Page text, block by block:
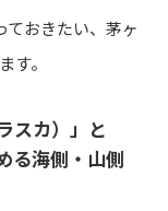
ておきたい、茅ヶ
す。
スカ）」と
る海側・山側